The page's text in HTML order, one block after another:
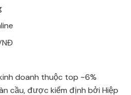
doanh thuộc top ~6%
cầu, được kiểm định bởi Hiệp